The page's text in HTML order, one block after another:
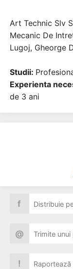
Art Technic Slv
Mecanic De
Lugoj, Gheorge
Studii:
Experienta
de 3 ani
f Distribuie
@ Trimite unui
! Raportează